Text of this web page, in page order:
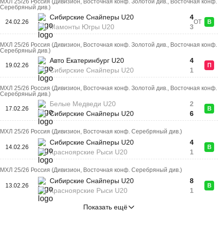
МХЛ 25/26 Россия (Дивизион, Восточная конф. Золотой див., Восточная конф.
Серебряный див.)
24.02.26
Сибирские Снайперы U20
Мамонты Югры U20
4
3
ОТ В
МХЛ 25/26 Россия (Дивизион, Восточная конф. Золотой див., Восточная конф.
Серебряный див.)
19.02.26
Авто Екатеринбург U20
Сибирские Снайперы U20
4
1
П
МХЛ 25/26 Россия (Дивизион, Восточная конф. Золотой див., Восточная конф.
Серебряный див.)
17.02.26
Белые Медведи U20
Сибирские Снайперы U20
2
6
В
МХЛ 25/26 Россия (Дивизион, Восточная конф. Серебряный див.)
14.02.26
Сибирские Снайперы U20
Красноярские Рыси U20
4
1
В
МХЛ 25/26 Россия (Дивизион, Восточная конф. Серебряный див.)
13.02.26
Сибирские Снайперы U20
Красноярские Рыси U20
8
1
В
Показать ещё